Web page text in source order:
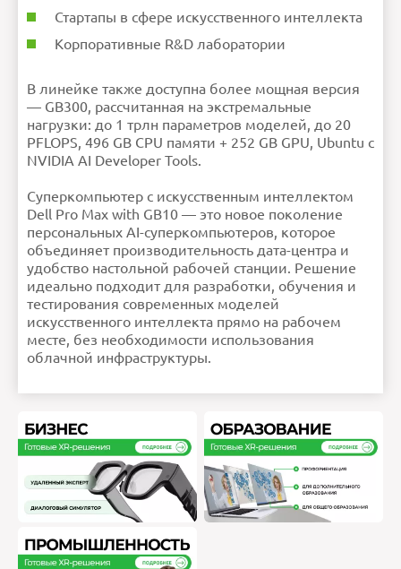
Стартапы в сфере искусственного интеллекта
Корпоративные R&D лаборатории
В линейке также доступна более мощная версия
— GB300, рассчитанная на экстремальные
нагрузки: до 1 трлн параметров моделей, до 20
PFLOPS, 496 GB CPU памяти + 252 GB GPU, Ubuntu с
NVIDIA AI Developer Tools.
Суперкомпьютер с искусственным интеллектом
Dell Pro Max with GB10 — это новое поколение
персональных AI-суперкомпьютеров, которое
объединяет производительность дата-центра и
удобство настольной рабочей станции. Решение
идеально подходит для разработки, обучения и
тестирования современных моделей
искусственного интеллекта прямо на рабочем
месте, без необходимости использования
облачной инфраструктуры.